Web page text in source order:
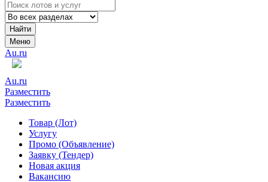
Найти
Меню
Au.ru
Au.ru
Разместить
Разместить
Товар (Лот)
Услугу
Промо (Объявление)
Заявку (Тендер)
Новая акция
Вакансию